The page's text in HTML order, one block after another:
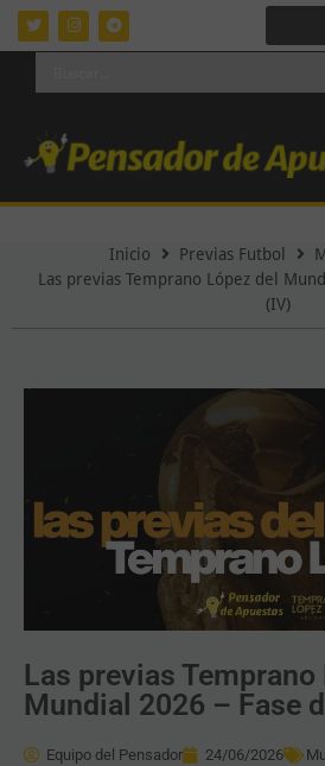
Inicio Previas Futbol
Las previas Temprano López del
(IV)
Las previas Temprano
Mundial 2026 – Fase
Equipo del Pensador 24/06/2026